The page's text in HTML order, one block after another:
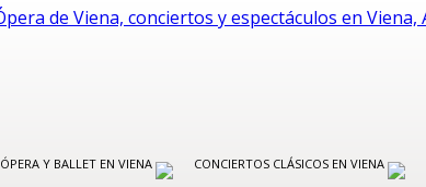
ÓPERA Y BALLET EN VIENA CONCIERTOS CLÁSICOS EN VIENA